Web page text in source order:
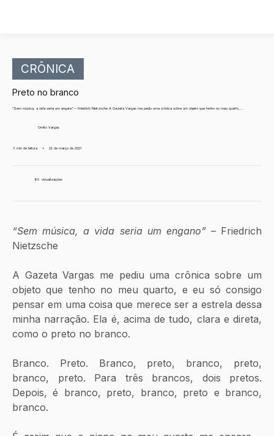
CRÔNICA
Preto no branco
“Sem música, a vida seria um engano” – Friedrich Nietzsche A Gazeta Vargas me pediu uma crônica sobre um objeto que tenho no meu quarto,...
Ornito Vargas
3 min de leitura • 22 de março de 2021
60 visualizações
“Sem música, a vida seria um engano” – Friedrich
Nietzsche
A Gazeta Vargas me pediu uma crônica sobre um
objeto que tenho no meu quarto, e eu só consigo
pensar em uma coisa que merece ser a estrela dessa
minha narração. Ela é, acima de tudo, clara e direta,
como o preto no branco.
Branco. Preto. Branco, preto, branco, preto,
branco, preto. Para três brancos, dois pretos.
Depois, é branco, preto, branco, preto e branco,
branco.